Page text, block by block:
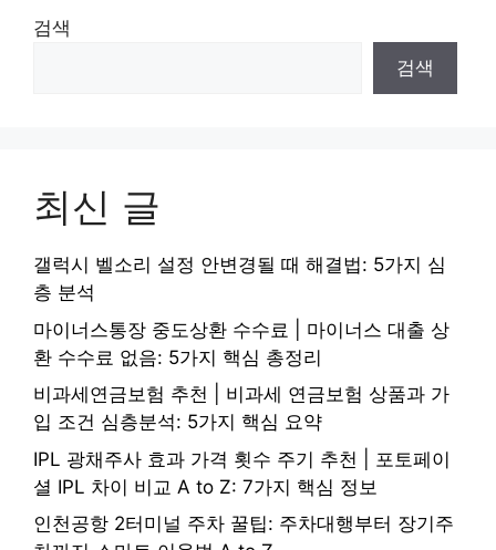
검색
검색
최신 글
갤럭시 벨소리 설정 안변경될 때 해결법: 5가지 심
층 분석
마이너스통장 중도상환 수수료 | 마이너스 대출 상
환 수수료 없음: 5가지 핵심 총정리
비과세연금보험 추천 | 비과세 연금보험 상품과 가
입 조건 심층분석: 5가지 핵심 요약
IPL 광채주사 효과 가격 횟수 주기 추천 | 포토페이
셜 IPL 차이 비교 A to Z: 7가지 핵심 정보
인천공항 2터미널 주차 꿀팁: 주차대행부터 장기주